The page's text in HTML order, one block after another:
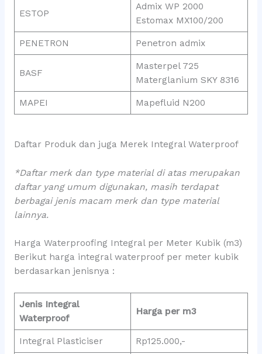
ESTOP
Admix WP 2000
Estomax MX100/200
PENETRON Penetron admix
BASF
Masterpel 725
Materglanium SKY 8316
MAPEI Mapefluid N200
Daftar Produk dan juga Merek Integral Waterproof
*Daftar merk dan type material di atas merupakan
daftar yang umum digunakan, masih terdapat
berbagai jenis macam merk dan type material
lainnya.
Harga Waterproofing Integral per Meter Kubik (m3)
Berikut harga integral waterproof per meter kubik
berdasarkan jenisnya :
Jenis Integral
Waterproof
Harga per m3
Integral Plasticiser Rp125.000,-